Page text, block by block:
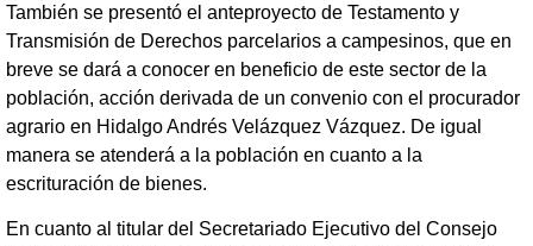
También se presentó el anteproyecto de Testamento y
Transmisión de Derechos parcelarios a campesinos, que en
breve se dará a conocer en beneficio de este sector de la
población, acción derivada de un convenio con el procurador
agrario en Hidalgo Andrés Velázquez Vázquez. De igual
manera se atenderá a la población en cuanto a la
escrituración de bienes.
En cuanto al titular del Secretariado Ejecutivo del Consejo